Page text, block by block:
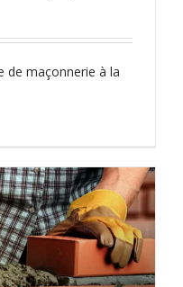
de maçonnerie à la